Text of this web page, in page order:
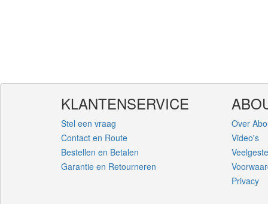
KLANTENSERVICE
Stel een vraag
Contact en Route
Bestellen en Betalen
Garantie en Retourneren
Over
Video's
Privacy